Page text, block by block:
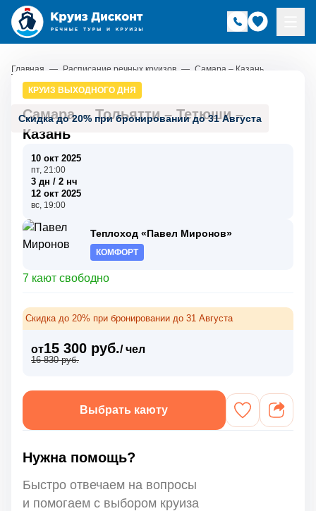
Главная — Расписание речных круизов — Самара – Казань
Скидка до 20% при бронировании до 31 Августа
КРУИЗ ВЫХОДНОГО ДНЯ
Самара – Тольятти–Тетюши–
Казань
10 окт 2025
пт, 21:00
3 дн / 2 нч
12 окт 2025
вс, 19:00
Теплоход «Павел Миронов»
КОМФОРТ
7 кают свободно
Скидка до 20% при бронировании до 31 Августа
от15 300 руб./ чел
16 830 руб.
Выбрать каюту
Нужна помощь?
Быстро отвечаем на вопросы
и помогаем с выбором круиза